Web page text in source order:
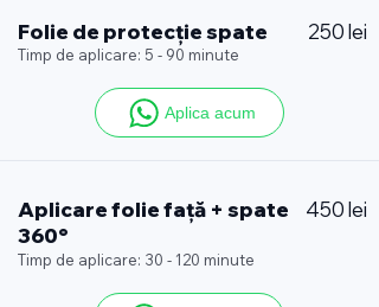
Folie de protecție spate 250 lei
Timp de aplicare: 5 - 90 minute
Aplica acum
Aplicare folie față + spate
360°
450 lei
Timp de aplicare: 30 - 120 minute